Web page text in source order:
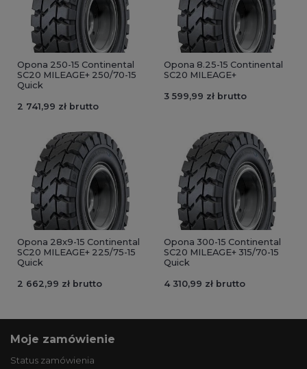
Opona 250-15 Continental
SC20 MILEAGE+ 250/70-15
Quick
2 741,99 zł brutto
Opona 8.25-15 Continental
SC20 MILEAGE+
3 599,99 zł brutto
Opona 28x9-15 Continental
SC20 MILEAGE+ 225/75-15
Quick
2 662,99 zł brutto
Opona 300-15 Continental
SC20 MILEAGE+ 315/70-15
Quick
4 310,99 zł brutto
Moje zamówienie
Status zamówienia